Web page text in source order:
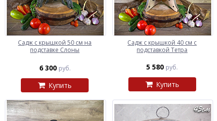
Садж с крышкой 50 см на
подставке Слоны
6 300 руб.
Купить
Садж с крышкой 40 см с
подставкой Тетра
5 580 руб.
Купить